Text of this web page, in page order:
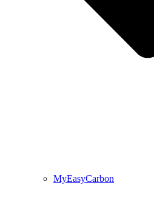
MyEasyCarbon